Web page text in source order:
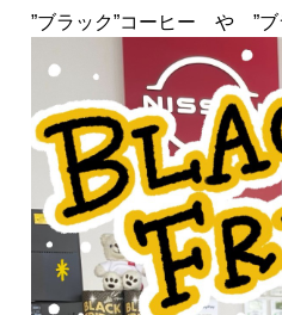
”ブラック”コーヒー や ”